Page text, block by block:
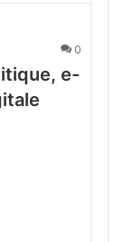
0
e-